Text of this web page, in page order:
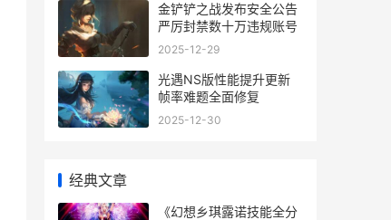
金铲铲之战发布安全公告
严厉封禁数十万违规账号
2025-12-29
光遇NS版性能提升更新
帧率难题全面修复
2025-12-30
经典文章
《幻想乡琪露诺技能全分